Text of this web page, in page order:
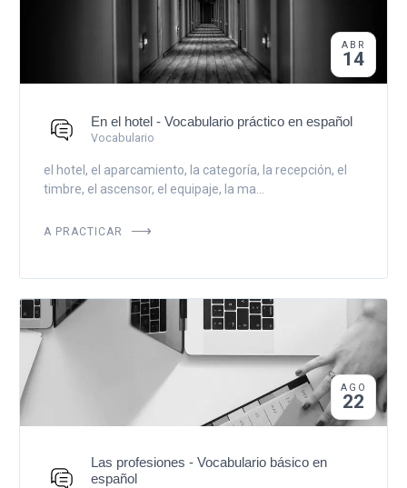
ABR
14
En el hotel - Vocabulario práctico en español
Vocabulario
el hotel, el aparcamiento, la categoría, la recepción, el
timbre, el ascensor, el equipaje, la ma...
A PRACTICAR
AGO
22
Las profesiones - Vocabulario básico en
español